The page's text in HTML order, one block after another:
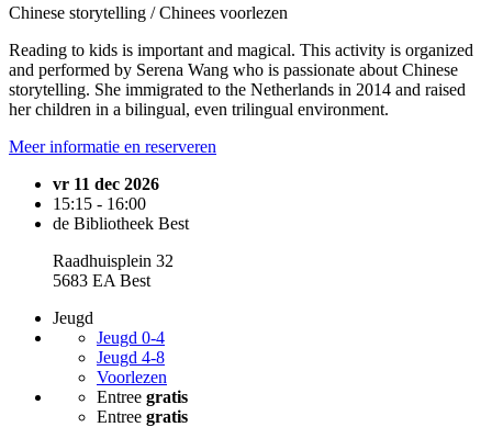
Chinese storytelling / Chinees voorlezen
Reading to kids is important and magical. This activity is organized
and performed by Serena Wang who is passionate about Chinese
storytelling. She immigrated to the Netherlands in 2014 and raised
her children in a bilingual, even trilingual environment.
Meer informatie en reserveren
vr 11 dec 2026
15:15 - 16:00
de Bibliotheek Best
Raadhuisplein 32
5683 EA Best
Jeugd
Jeugd 0-4
Jeugd 4-8
Voorlezen
Entree gratis
Entree gratis